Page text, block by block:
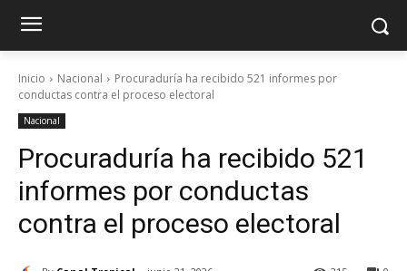
Inicio Nacional
Procuraduría ha recibido 521 informes por
conductas contra el proceso electoral
Nacional
Procuraduría ha recibido 521
informes por conductas
contra el proceso electoral